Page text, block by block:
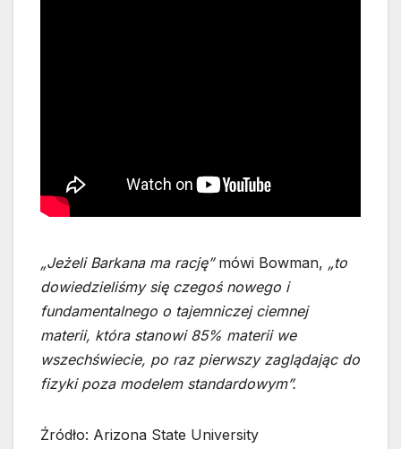
„Jeżeli Barkana ma rację”mówi Bowman, „to
dowiedzieliśmy się czegoś nowego i
fundamentalnego o tajemniczej ciemnej
materii, która stanowi 85% materii we
wszechświecie, po raz pierwszy zaglądając do
fizyki poza modelem standardowym”.
Źródło: Arizona State University